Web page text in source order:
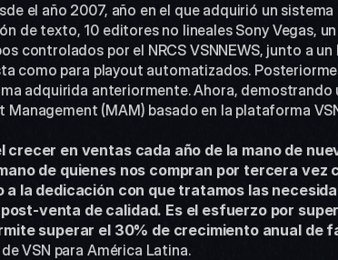
de texto, 10 editores no lineales Sony Vegas,
controlados por el NRCS VSNNEWS, junto a
como para playout automatizados.
adquirida anteriormente. Ahora, demostrando
(MAM) basado en la plataforma
crecer en ventas cada año de la mano de
de quienes nos compran por tercera vez
a la dedicación con que tratamos las
venta de calidad. Es el esfuerzo por
superar el 30% de crecimiento anual de
VSN para América Latina.